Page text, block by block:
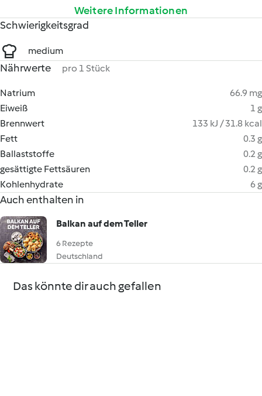
Weitere Informationen
Schwierigkeitsgrad
medium
Nährwerte pro 1 Stück
Natrium
66.9 mg
Eiweiß
1 g
Brennwert
133 kJ / 31.8 kcal
Fett
0.3 g
Ballaststoffe
0.2 g
gesättigte Fettsäuren
0.2 g
Kohlenhydrate
6 g
Auch enthalten in
Balkan auf dem Teller
6 Rezepte
Deutschland
Das könnte dir auch gefallen